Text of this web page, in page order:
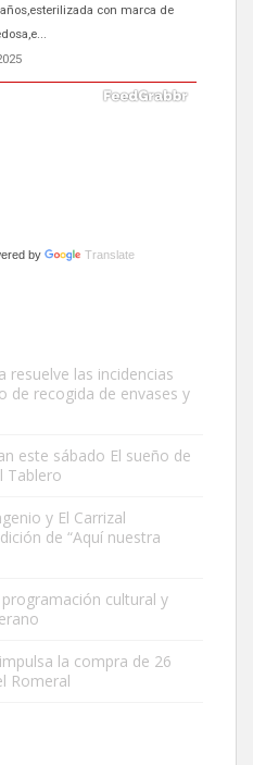
con marca de
Gatos callejeros de la zona los
la calle hace menos de un mes,
cari...
by Translate
resuelve las incidencias
de recogida de envases y
este sábado El sueño de
Tablero
y El Carrizal
de “Aquí nuestra
cultural y
la compra de 26
Romeral